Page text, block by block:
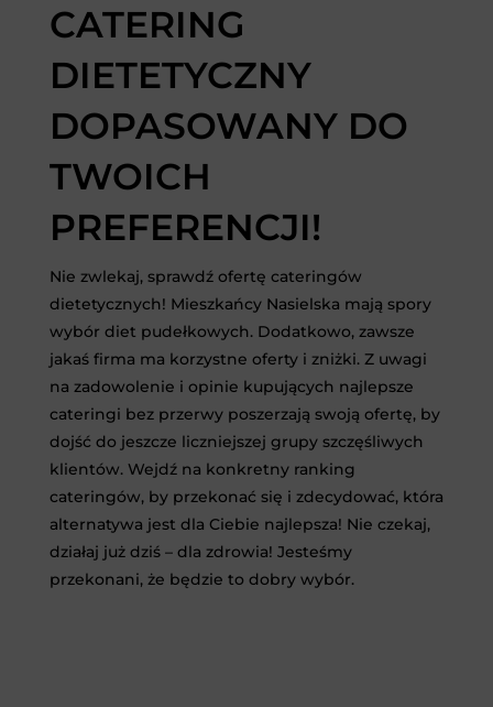
CATERING
DIETETYCZNY
DOPASOWANY DO
TWOICH
PREFERENCJI!
Nie zwlekaj, sprawdź ofertę cateringów
dietetycznych! Mieszkańcy Nasielska mają spory
wybór diet pudełkowych. Dodatkowo, zawsze
jakaś firma ma korzystne oferty i zniżki. Z uwagi
na zadowolenie i opinie kupujących najlepsze
cateringi bez przerwy poszerzają swoją ofertę, by
dojść do jeszcze liczniejszej grupy szczęśliwych
klientów. Wejdź na konkretny ranking
cateringów, by przekonać się i zdecydować, która
alternatywa jest dla Ciebie najlepsza! Nie czekaj,
działaj już dziś – dla zdrowia! Jesteśmy
przekonani, że będzie to dobry wybór.